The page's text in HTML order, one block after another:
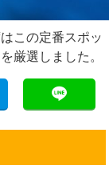
この定番スポッ
厳選しました。